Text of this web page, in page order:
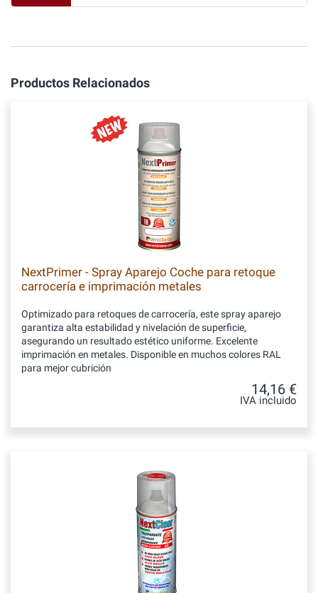
Productos Relacionados
NextPrimer - Spray Aparejo Coche para retoque
carrocería e imprimación metales
Optimizado para retoques de carrocería, este spray aparejo
garantiza alta estabilidad y nivelación de superficie,
asegurando un resultado estético uniforme. Excelente
imprimación en metales. Disponible en muchos colores RAL
para mejor cubrición
14,16 €
IVA incluido